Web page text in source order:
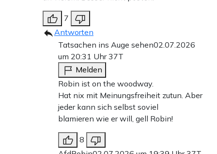
7
Antworten
Tatsachen ins Auge sehen02.07.2026
um 20:31 Uhr37T
Melden
Robin ist on the woodway.
Hat nix mit Meinungsfreiheit zutun. Aber
jeder kann sich selbst soviel
blamieren wie er will, gell Robin!
8